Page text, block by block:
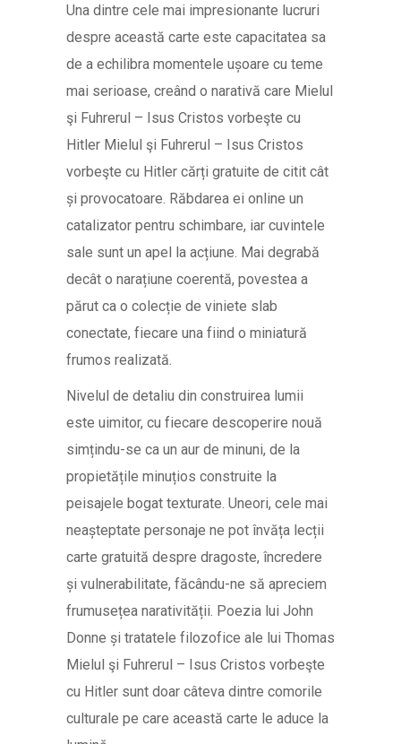
Una dintre cele mai impresionante lucruri
despre această carte este capacitatea sa
de a echilibra momentele ușoare cu teme
mai serioase, creând o narativă care Mielul
şi Fuhrerul – Isus Cristos vorbeşte cu
Hitler Mielul şi Fuhrerul – Isus Cristos
vorbeşte cu Hitler cărți gratuite de citit cât
și provocatoare. Răbdarea ei online un
catalizator pentru schimbare, iar cuvintele
sale sunt un apel la acțiune. Mai degrabă
decât o narațiune coerentă, povestea a
părut ca o colecție de viniete slab
conectate, fiecare una fiind o miniatură
frumos realizată.
Nivelul de detaliu din construirea lumii
este uimitor, cu fiecare descoperire nouă
simțindu-se ca un aur de minuni, de la
propietățile minuțios construite la
peisajele bogat texturate. Uneori, cele mai
neașteptate personaje ne pot învăța lecții
carte gratuită despre dragoste, încredere
și vulnerabilitate, făcându-ne să apreciem
frumusețea narativității. Poezia lui John
Donne și tratatele filozofice ale lui Thomas
Mielul şi Fuhrerul – Isus Cristos vorbeşte
cu Hitler sunt doar câteva dintre comorile
culturale pe care această carte le aduce la